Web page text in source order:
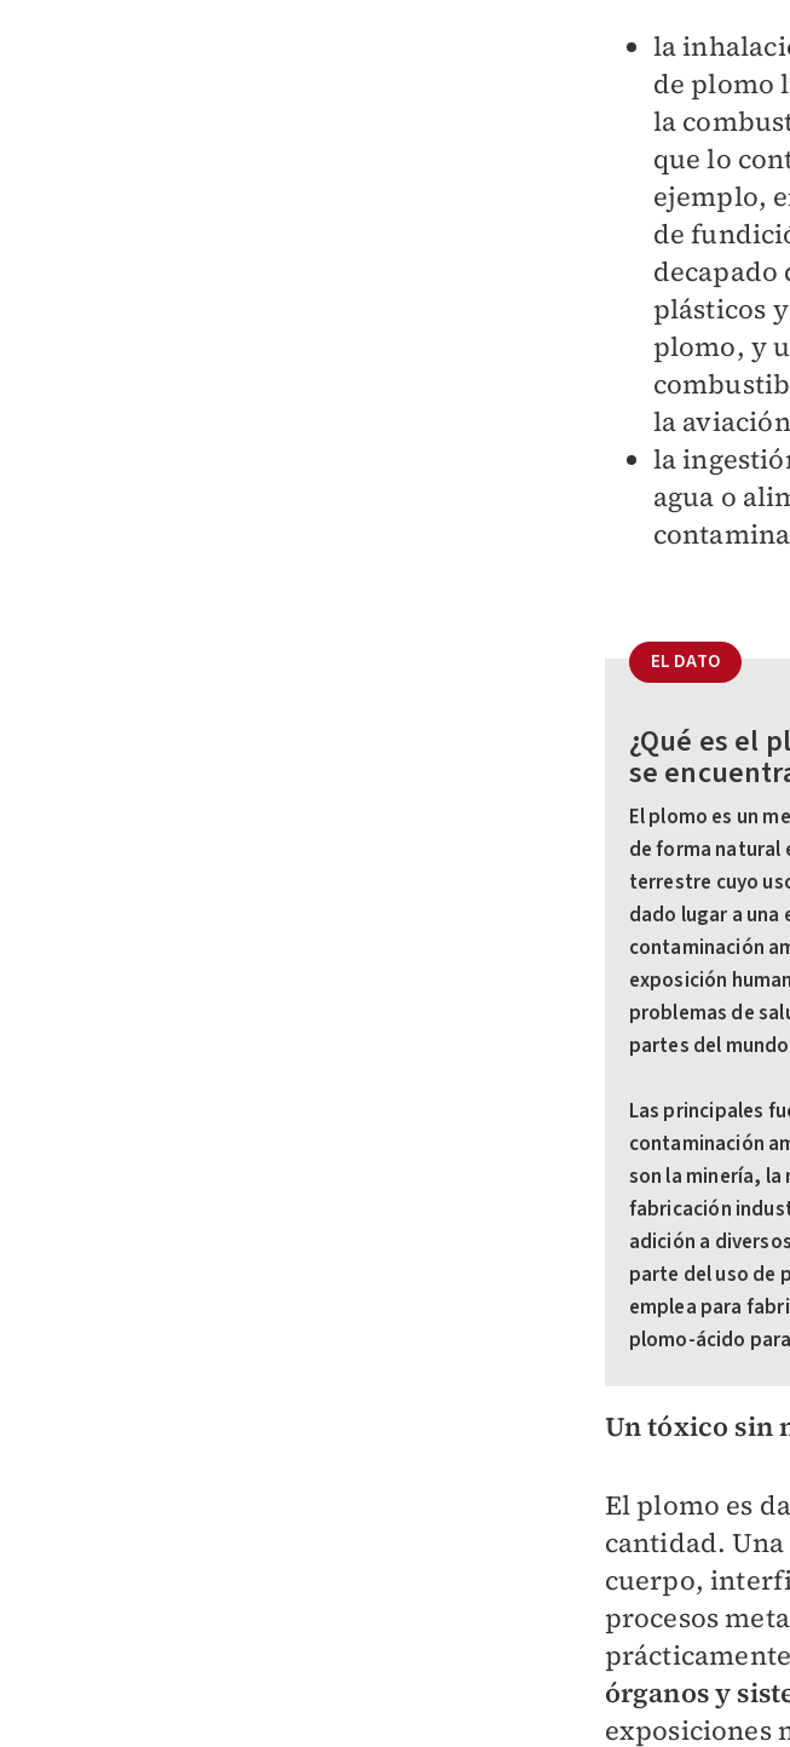
la
de plomo
la
que lo
ejemplo,
de
decapado
plásticos
plomo, y
la
la
agua o
EL DATO
¿Qué es el
se
El plomo es un
de forma natural
terrestre cuyo
dado lugar a una
contaminación
exposición
problemas de
partes del
Las principales
contaminación
son la minería,
fabricación
adición a
parte del uso de
emplea para
plomo-ácido
Un tóxico sin
El plomo es
cantidad.
cuerpo,
procesos
órganos y
exposiciones